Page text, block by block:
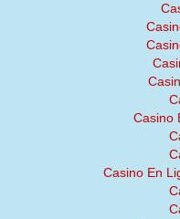
Casino
Casino En